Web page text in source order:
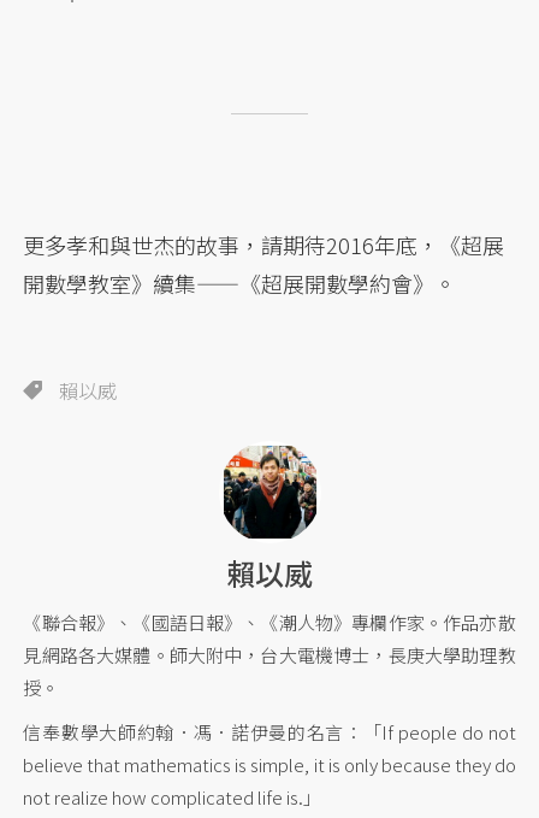
更多孝和與世杰的故事，請期待2016年底，《超展
開數學教室》續集——《超展開數學約會》。
賴以威
賴以威
《聯合報》、《國語日報》、《潮人物》專欄作家。作品亦散
見網路各大媒體。師大附中，台大電機博士，長庚大學助理教
授。
信奉數學大師約翰．馮．諾伊曼的名言：「If people do not
believe that mathematics is simple, it is only because they do
not realize how complicated life is.」